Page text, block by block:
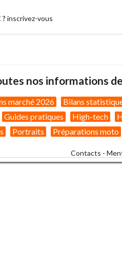
inscrivez-vous
nos informations
marché 2026 Bilans
Guides pratiques High-tech
Portraits Préparations moto
Contacts -